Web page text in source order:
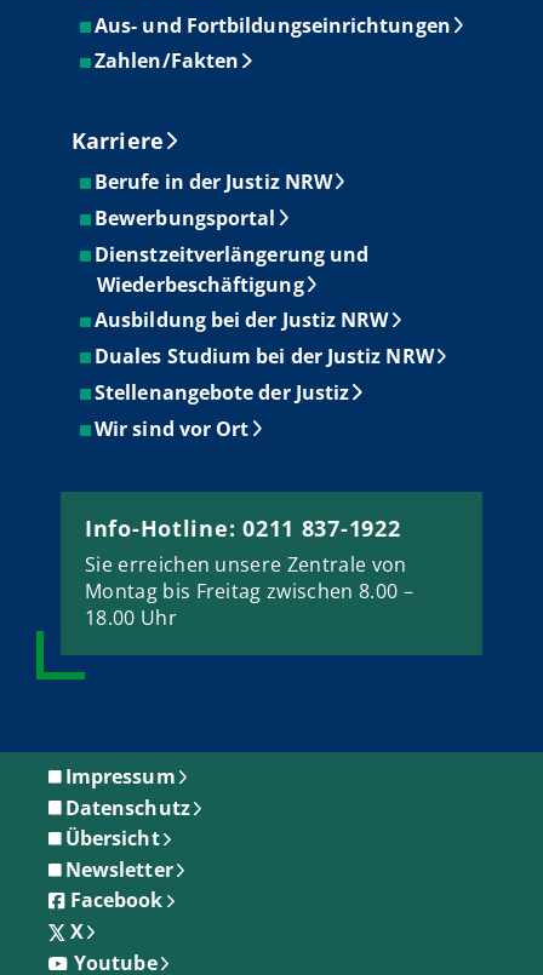
Aus- und Fortbildungseinrichtungen
Zahlen/Fakten
Karriere
Berufe in der Justiz NRW
Bewerbungsportal
Dienstzeitverlängerung und
Wiederbeschäftigung
Ausbildung bei der Justiz NRW
Duales Studium bei der Justiz NRW
Stellenangebote der Justiz
Wir sind vor Ort
Info-Hotline: 0211 837-1922
Sie erreichen unsere Zentrale von
Montag bis Freitag zwischen 8.00 –
18.00 Uhr
Impressum
Datenschutz
Übersicht
Newsletter
Facebook
X
Youtube